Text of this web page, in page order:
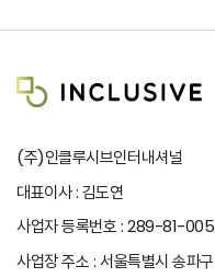
(주)인클루시브인터내셔널
대표이사 : 김도연
사업자 등록번호 : 289-81-
사업장 주소 : 서울특별시 송파